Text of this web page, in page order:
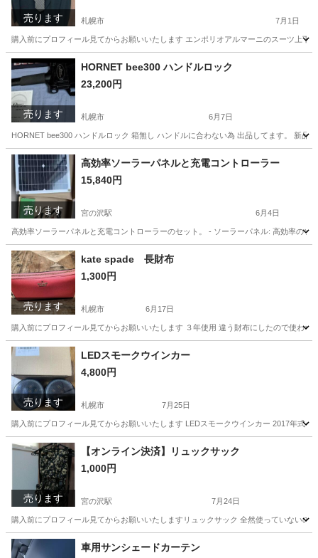
売ります 札幌市 7月1日
購入前にプロフィール見てからお願いいたします エンポリオアルマーニのスーツ上
北海道 札幌市 エンポリオアルマーニ
売ります
HORNET bee300 ハンドルロック
23,200円
札幌市 6月7日
HORNET bee300 ハンドルロック 箱無し ハンドルに合わない為 出品してます。 新品
北海道 札幌市 セキュリティ用品 ハンドル
売ります
高効率ソーラーパネルと充電コントローラー
15,840円
宮の沢駅 6月4日
高効率ソーラーパネルと充電コントローラーのセット。 - ソーラーパネル: 高効率の
北海道 札幌市 生活家電
売ります
kate spade 長財布
1,300円
札幌市 6月17日
購入前にプロフィール見てからお願いいたします ３年使用 違う財布にしたので使わな
北海道 札幌市
売ります
LEDスモークウインカー
4,800円
札幌市 7月25日
購入前にプロフィール見てからお願いいたします LEDスモークウインカー 2017年式
北海道 札幌市 外装、車外用品 LED
売ります
【オンライン決済】リュックサック
1,000円
宮の沢駅 7月24日
購入前にプロフィール見てからお願いいたしますリュックサック 全然使っていないの
北海道 札幌市 宮の沢駅 バッグ
車用サンシェードカーテン